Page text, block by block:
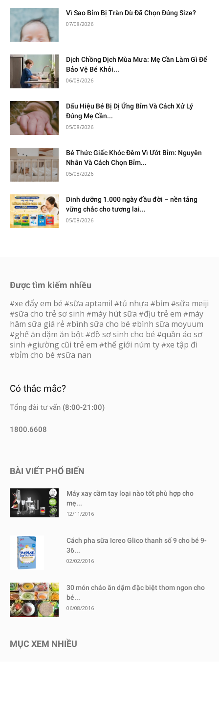
Vì Sao Bỉm Bị Tràn Dù Đã Chọn Đúng Size?
07/08/2026
Dịch Chồng Dịch Mùa Mưa: Mẹ Cần Làm Gì Để
Bảo Vệ Bé Khỏi...
06/08/2026
Dấu Hiệu Bé Bị Dị Ứng Bỉm Và Cách Xử Lý
Đúng Mẹ Cần...
05/08/2026
Bé Thức Giấc Khóc Đêm Vì Ướt Bỉm: Nguyên
Nhân Và Cách Chọn Bỉm...
05/08/2026
Dinh dưỡng 1.000 ngày đầu đời – nền tảng
vững chắc cho tương lai...
05/08/2026
Được tìm kiếm nhiều
#xe đẩy em bé #sữa aptamil #tủ nhựa #bỉm #sữa meiji
#sữa cho trẻ sơ sinh #máy hút sữa #địu trẻ em #máy
hâm sữa giá rẻ #bình sữa cho bé #bình sữa moyuum
#ghế ăn dặm ăn bột #đồ sơ sinh cho bé #quần áo sơ
sinh #giường cũi trẻ em #thế giới núm ty #xe tập đi
#bỉm cho bé #sữa nan
Có thắc mắc?
Tổng đài tư vấn (8:00-21:00)
1800.6608
BÀI VIẾT PHỔ BIẾN
Máy xay cầm tay loại nào tốt phù hợp cho
mẹ...
12/11/2016
Cách pha sữa Icreo Glico thanh số 9 cho bé 9-
36...
02/02/2016
30 món cháo ăn dặm đặc biệt thơm ngon cho
bé...
06/08/2016
MỤC XEM NHIỀU